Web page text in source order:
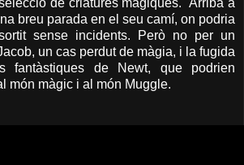
de criatures màgiques. Arriba a
breu parada en el seu camí, on podria
sense incidents. Però no per un
un cas perdut de màgia, i la fugida
fantàstiques de Newt, que podrien
món màgic i al món Muggle.